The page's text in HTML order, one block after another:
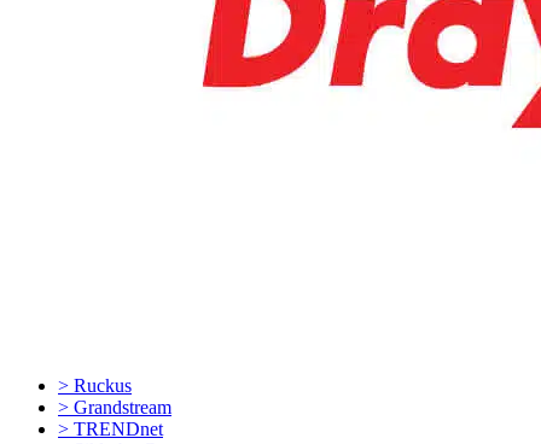
> Ruckus
> Grandstream
> TRENDnet